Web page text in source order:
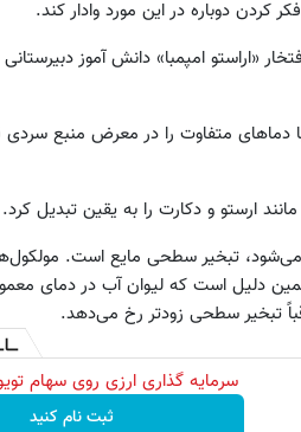
دوباره در این مورد وادار کند.
«اراستو امپمبا» دانش آموز
دما‌های متفاوت را در معرض منبع سردی
ارستو و دکارت را به یقین تبدیل کرد.
می‌شود، تبخیر سطحی مایع است.
دلیل است که لیوان آب در دمای
تبخیر سطحی زودتر رخ می‌دهد.
سرمایه گذاری ارزی روی سهام
ثبت نام کنید
؛ واکنش
بازدید از IM LS7 لوکس ترین شاسی بلند
در باشگاه انقلاب
درخواست
IM LS7 لوکس ترین شاسی بلند برقی ایران